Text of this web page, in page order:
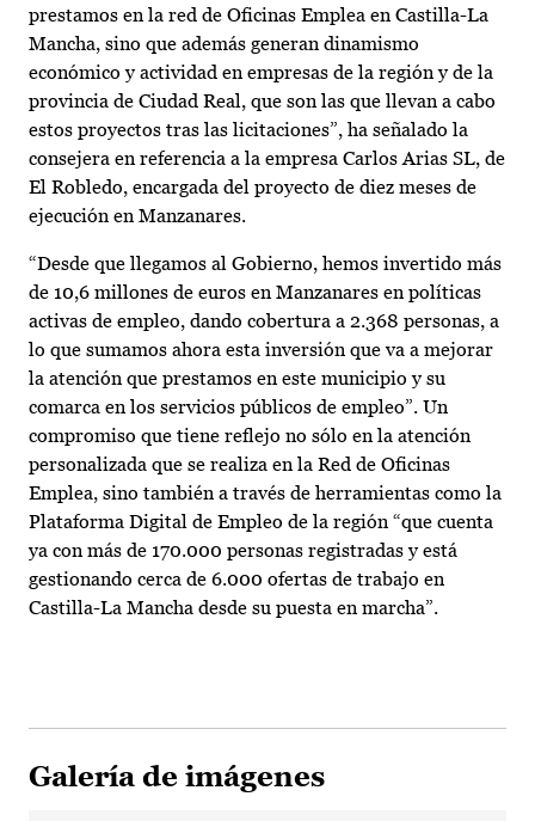
prestamos en la red de Oficinas Emplea en Castilla-La
Mancha, sino que además generan dinamismo
económico y actividad en empresas de la región y de la
provincia de Ciudad Real, que son las que llevan a cabo
estos proyectos tras las licitaciones”, ha señalado la
consejera en referencia a la empresa Carlos Arias SL, de
El Robledo, encargada del proyecto de diez meses de
ejecución en Manzanares.
“Desde que llegamos al Gobierno, hemos invertido más
de 10,6 millones de euros en Manzanares en políticas
activas de empleo, dando cobertura a 2.368 personas, a
lo que sumamos ahora esta inversión que va a mejorar
la atención que prestamos en este municipio y su
comarca en los servicios públicos de empleo”. Un
compromiso que tiene reflejo no sólo en la atención
personalizada que se realiza en la Red de Oficinas
Emplea, sino también a través de herramientas como la
Plataforma Digital de Empleo de la región “que cuenta
ya con más de 170.000 personas registradas y está
gestionando cerca de 6.000 ofertas de trabajo en
Castilla-La Mancha desde su puesta en marcha”.
Galería de imágenes